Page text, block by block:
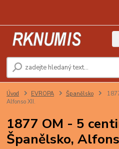
Úvod EVROPA Španělsko
Alfonso XII.
1877 OM - 5
Španělsko,